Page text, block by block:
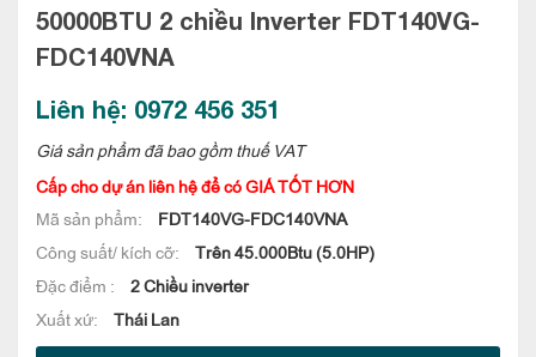
50000BTU 2 chiều Inverter FDT140VG-
FDC140VNA
Liên hệ: 0972 456 351
Giá sản phẩm đã bao gồm thuế VAT
Cấp cho dự án liên hệ để có GIÁ TỐT HƠN
Mã sản phẩm:
FDT140VG-FDC140VNA
Công suất/ kích cỡ:
Trên 45.000Btu (5.0HP)
Đặc điểm :
2 Chiều inverter
Xuất xứ:
Thái Lan